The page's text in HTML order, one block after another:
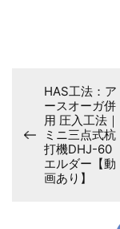
HAS工法：ア
ースオーガ併
用 圧入工法｜
ミニ三点式杭
打機DHJ-60
エルダー【動
画あり】